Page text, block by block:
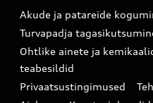
myAudi
Uudiskiri
Akude ja patareide
Turvapadja
Ohtlike ainete ja
teabesildid
Privaatsustingimused